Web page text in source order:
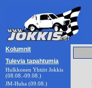
Kolumnit
Tulevia tapahtumia
Hulkkonen Yhtiöt Jokkis
(08.08.-09.08.)
JM-Huha (09.08.)